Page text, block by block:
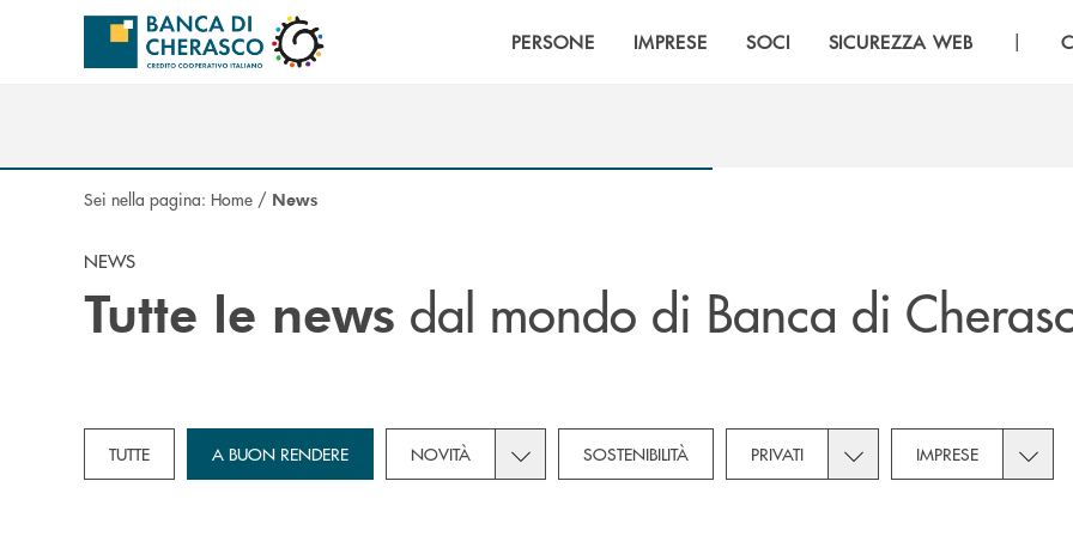
Salta al contenuto principale
PERSONE IMPRESE SOCI SICUREZZA WEB |
Sei nella pagina: Home / News
NEWS
Tutte le news dal mondo di Banca di
TUTTE A BUON RENDERE NOVITÀ Toggle subcategories dropdown for Novità
SOSTENIBILITÀ PRIVATI Toggle subcategories
IMPRESE